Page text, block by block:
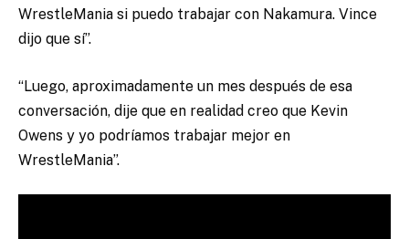
WrestleMania si puedo trabajar con Nakamura. Vince
dijo que sí”.
“Luego, aproximadamente un mes después de esa
conversación, dije que en realidad creo que Kevin
Owens y yo podríamos trabajar mejor en
WrestleMania”.